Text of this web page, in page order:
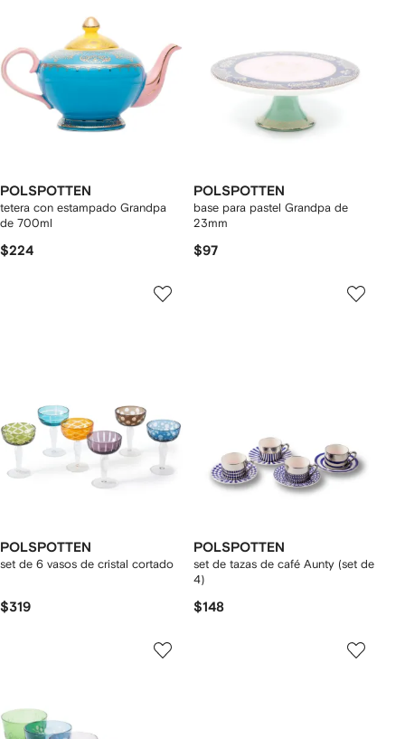
POLSPOTTEN
tetera con estampado Grandpa
de 700ml
$224
POLSPOTTEN
base para pastel Grandpa de
23mm
$97
POLSPOTTEN
set de 6 vasos de cristal cortado
$319
POLSPOTTEN
set de tazas de café Aunty (set de
4)
$148